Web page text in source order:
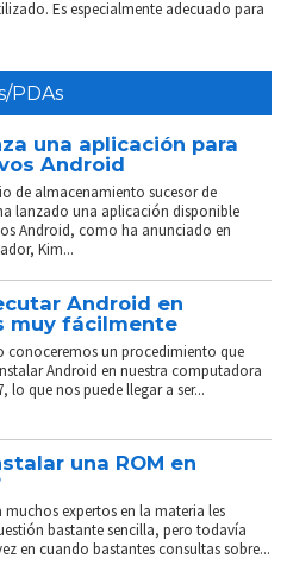
Es especialmente adecuado para
PDAs
una aplicación para
Android
de almacenamiento sucesor de
lanzado una aplicación disponible
Android, como ha anunciado en
Kim...
Android en
muy fácilmente
conoceremos un procedimiento que
Android en nuestra computadora
lo que nos puede llegar a ser...
una ROM en
muchos expertos en la materia les
bastante sencilla, pero todavía
en cuando bastantes consultas sobre...